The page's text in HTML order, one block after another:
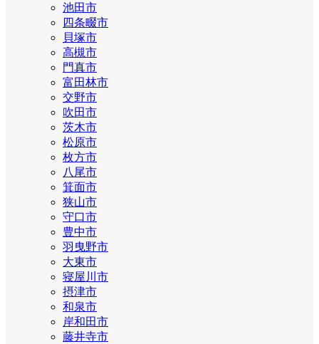
池田市
四条畷市
貝塚市
高槻市
門真市
富田林市
交野市
吹田市
茨木市
松原市
枚方市
八尾市
箕面市
狭山市
守口市
豊中市
羽曳野市
大東市
寝屋川市
摂津市
和泉市
岸和田市
藤井寺市